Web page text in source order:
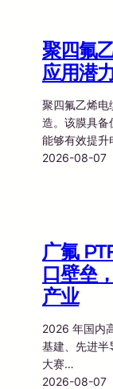
聚四氟
应用潜
聚四氟乙烯电
造。该膜具备
能够有效提
2026-08-07
广氟
口壁垒
产业
2026 年国内
基建、先进半
大赛…
2026-08-07